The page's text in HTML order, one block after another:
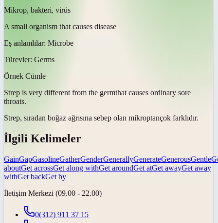
Mikrop, bakteri, virüs
A small organism that causes disease
Eş anlamlılar: Microbe
Türevler: Germs
Örnek Cümle
Strep is very different from the germthat causes ordinary sore
throats.
Strep, sıradan boğaz ağrısına sebep olan mikroptançok farklıdır.
İlgili Kelimeler
GainGapGasolineGatherGenderGenerallyGenerateGenerousGentle
aboutGet acrossGet along withGet aroundGet atGet awayGet away
withGet backGet by
İletişim Merkezi (09.00 - 22.00)
0(312) 911 37 15